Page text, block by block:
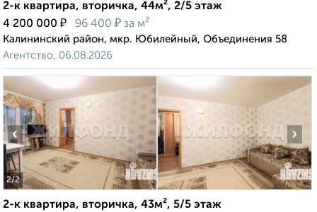
2-к квартира, вторичка, 44м², 2/5 этаж
4 200 000 ₽ 96 400 ₽ за м²
Калининский район, мкр. Юбилейный, Объединения 58
Агентство, 06.08.2026
2/2
‹ ›
2-к квартира, вторичка, 43м², 5/5 этаж